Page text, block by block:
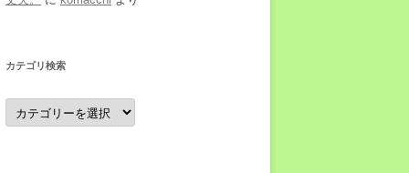
カテゴリ検索
カ
テ
ゴ